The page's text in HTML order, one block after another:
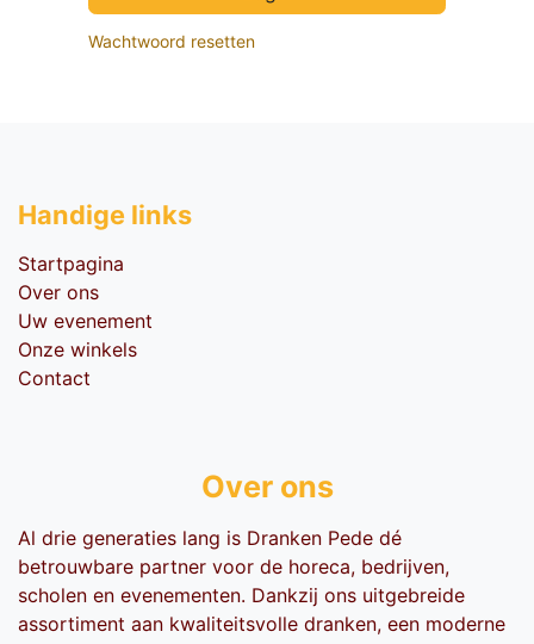
Wachtwoord resetten
Handige li​nks
Startpagina
Over ons
Uw evenement
Onze winkels
Contact
Over ons
Al drie generaties lang is Dranken Pede dé
betrouwbare partner voor de horeca, bedrijven,
scholen en evenementen. Dankzij ons uitgebreide
assortiment aan kwaliteitsvolle dranken, een moderne